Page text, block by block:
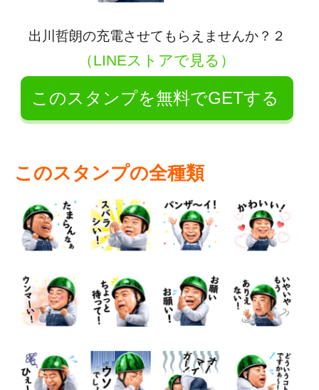
出川哲朗の充電させてもらえませんか？２
（LINEストアで見る）
このスタンプを無料でGETする
このスタンプの全種類